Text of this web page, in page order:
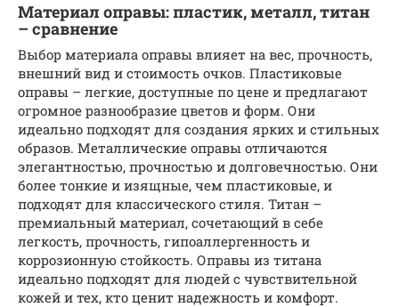
Материал оправы: пластик, металл, титан
– сравнение
Выбор материала оправы влияет на вес, прочность,
внешний вид и стоимость очков. Пластиковые
оправы – легкие, доступные по цене и предлагают
огромное разнообразие цветов и форм. Они
идеально подходят для создания ярких и стильных
образов. Металлические оправы отличаются
элегантностью, прочностью и долговечностью. Они
более тонкие и изящные, чем пластиковые, и
подходят для классического стиля. Титан –
премиальный материал, сочетающий в себе
легкость, прочность, гипоаллергенность и
коррозионную стойкость. Оправы из титана
идеально подходят для людей с чувствительной
кожей и тех, кто ценит надежность и комфорт.